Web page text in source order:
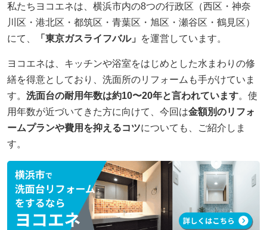
私たちヨコエネは、横浜市内の8つの行政区（西区・神奈
川区・港北区・都筑区・青葉区・旭区・瀬谷区・鶴見区）
にて、
「東京ガスライフバル」 を運営しています。
ヨコエネは、キッチンや浴室をはじめとした水まわりの修
繕を得意としており、洗面所のリフォームも手がけていま
す。 洗面台の耐用年数は約10〜20年と言われています。使
用年数が近づいてきた方に向けて、今回は金額別のリフォ
ームプランや費用を抑えるコツについても、ご紹介しま
す。